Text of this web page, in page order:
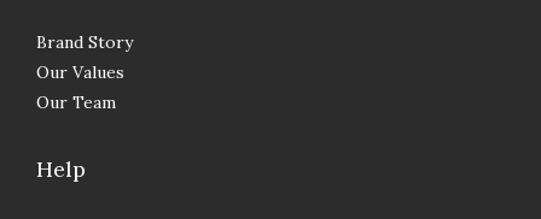
Brand Story
Our Values
Our Team
Help